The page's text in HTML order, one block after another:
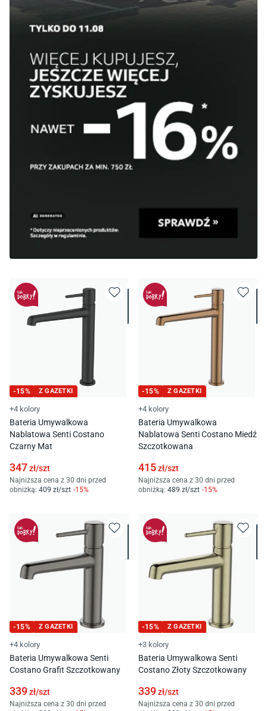
-15% Z GAZETKI
+4 kolory
Bateria Umywalkowa
Nablatowa Senti Costano
Czarny Mat
347zł/szt
Najniższa cena z 30 dni przed
obniżką: 409 zł/szt -15%
-15% Z GAZETKI
+4 kolory
Bateria Umywalkowa
Nablatowa Senti Costano Miedź
Szczotkowana
415zł/szt
Najniższa cena z 30 dni przed
obniżką: 489 zł/szt -15%
-15% Z GAZETKI
+4 kolory
Bateria Umywalkowa Senti
Costano Grafit Szczotkowany
339zł/szt
Najniższa cena z 30 dni przed
-15% Z GAZETKI
+3 kolory
Bateria Umywalkowa Senti
Costano Złoty Szczotkowany
339zł/szt
Najniższa cena z 30 dni przed